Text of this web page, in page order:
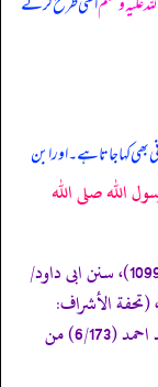
بھی کہا جاتا ہے۔ اور ابن
الله صلى الله
«صحیح مسلم/الصوم 9 (1099)، سنن ابی داود/
(2354)، سنن النسائی/الصیام 23 (2160)، (تحفة الأشراف:
17799)، مسند احمد (6/48) (صحیح) وأخرجہ مسند احمد (6/173) من